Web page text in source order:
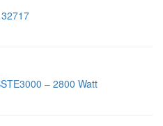
– 2800 Watt